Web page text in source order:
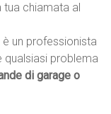
chiamata al
è un professionista
problema
di garage o